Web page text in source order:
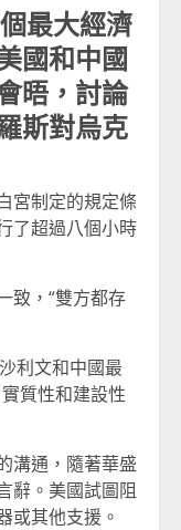
最大經濟
國和中國
晤，討論
斯對烏克
宮制定的規定條
了超過八個小時
致，“雙方都存
利文和中國最
質性和建設性
溝通，隨著華盛
辭。美國試圖阻
或其他支援。